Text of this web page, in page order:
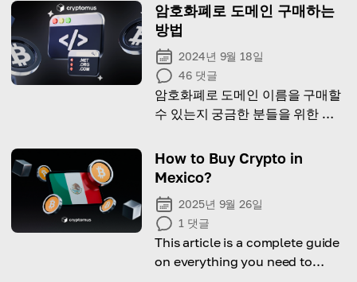
암호화폐로 도메인 구매하는
방법
2024년 9월 18일
46 댓글
암호화폐로 도메인 이름을 구매할
수 있는지 궁금한 분들을 위한 기
습니다.
How to Buy Crypto in
Mexico?
2025년 9월 26일
1 댓글
This article is a complete guide
on everything you need to